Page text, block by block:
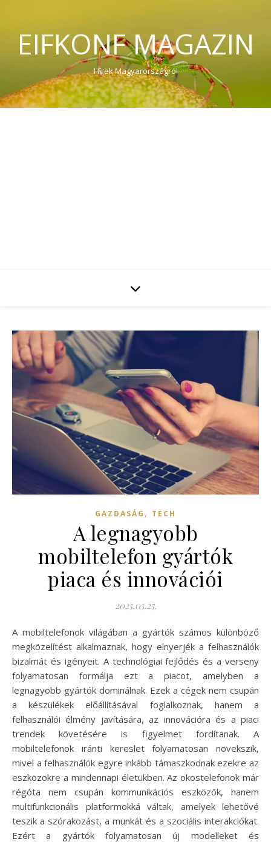
EIFKONF MAGAZIN
Hírek Magyarországról
GAZDASÁG , TECH
A legnagyobb
mobiltelefon gyártók
piaca és innovációi
2025.05.25.
A mobiltelefonok világában a gyártók számos különböző
megközelítést alkalmaznak, hogy elnyerjék a felhasználók
bizalmát és igényeit. A technológiai fejlődés és a verseny
folyamatosan formálja ezt a piacot, amelyben a
legnagyobb gyártók dominálnak. Ezek a cégek nem csupán
a készülékek előállításával foglalkoznak, hanem a
felhasználói élmény javítására, az innovációra és a piaci
trendek követésére is figyelmet fordítanak. A
mobiltelefonok iránti kereslet folyamatosan növekszik,
mivel a felhasználók egyre inkább támaszkodnak ezekre az
eszközökre a mindennapi életükben. Az okostelefonok már
régóta nem csupán kommunikációs eszközök, hanem
multifunkcionális platformokká váltak, amelyek lehetővé
teszik a szórakozást, a munkát és a szociális interakciókat.
Ezért a gyártók folyamatosan új modelleket és